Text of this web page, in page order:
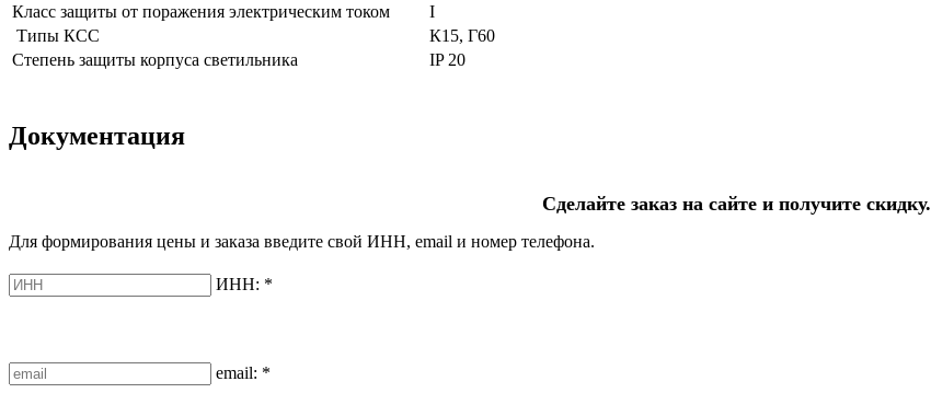
Класс защиты от поражения электрическим током
I
Типы КСС
К15, Г60
Степень защиты корпуса светильника
IP 20
Документация
Сделайте заказ на сайте и получите скидку.
Для формирования цены и заказа введите свой ИНН, email и номер телефона.
ИНН: *
email: *